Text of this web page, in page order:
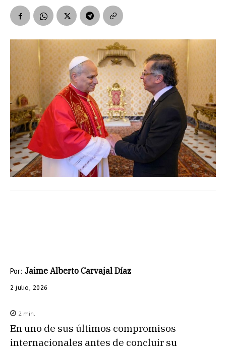
Por: Jaime Alberto Carvajal Díaz
2 julio, 2026
2 min.
En uno de sus últimos compromisos
internacionales antes de concluir su